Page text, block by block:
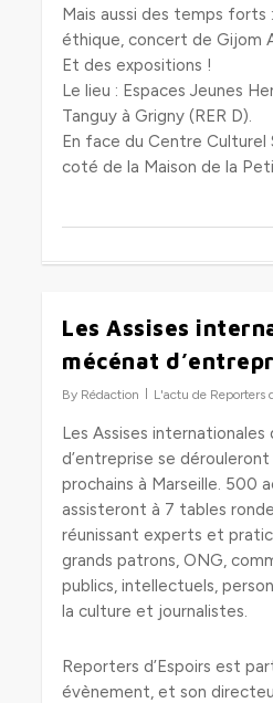
Mais aussi des temps
éthique, concert de Gijom
Et des expositions !
Le lieu : Espaces Jeunes
Tanguy à Grigny (RER D).
En face du Centre
coté de la Maison de la
Les Assises
mécénat
By Rédaction L'actu de Reporters
Les Assises internationales
d’entreprise se
prochains à Marseille. 500
assisteront à 7 tables
réunissant experts et
grands patrons, ONG,
publics, intellectuels,
la culture et journalistes.
Reporters d’Espoirs est
évènement, et son
0